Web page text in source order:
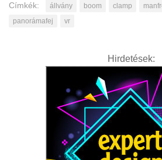
Címkék: állvány boom clamp
panorámafej
vr
Hirdetések: